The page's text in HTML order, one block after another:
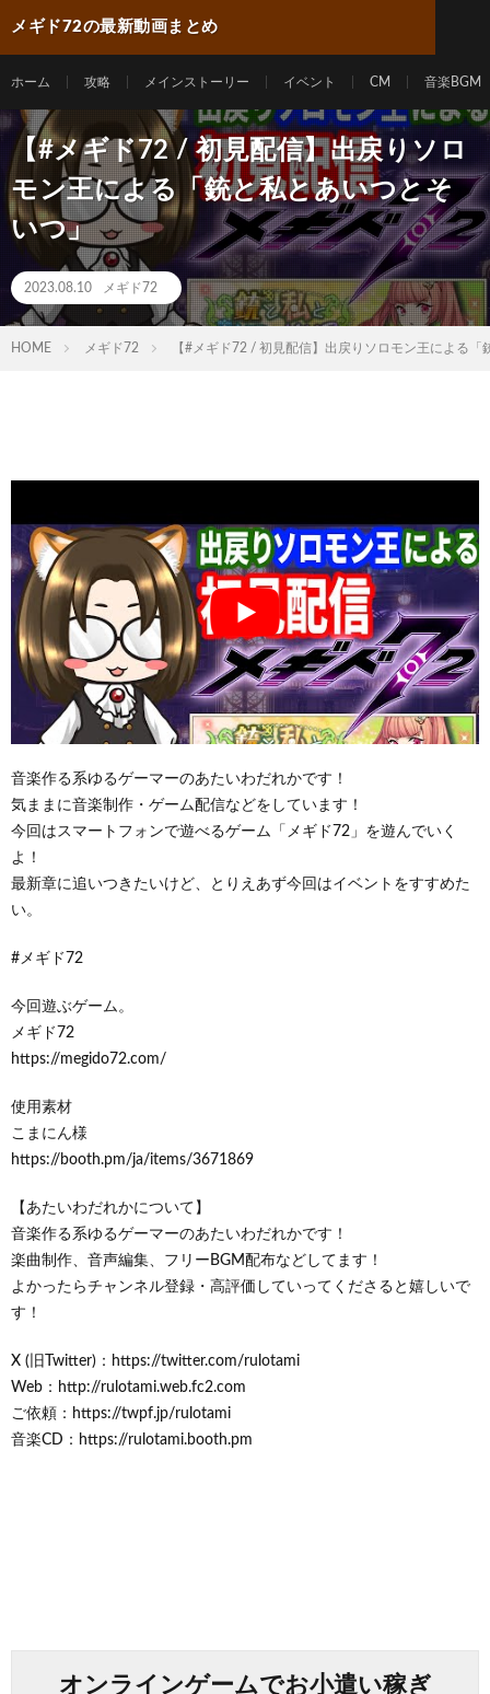
メギド72の最新動画まとめ
ホーム 攻略 メインストーリー イベント CM 音楽BGM
【#メギド72 / 初見配信】出戻りソロ
モン王による「銃と私とあいつとそ
いつ」
2023.08.10 メギド72
HOME メギド72 【#メギド72 / 初見配信】出戻りソロモン王による「
音楽作る系ゆるゲーマーのあたいわだれかです！
気ままに音楽制作・ゲーム配信などをしています！
今回はスマートフォンで遊べるゲーム「メギド72」を遊んでいく
よ！
最新章に追いつきたいけど、とりえあず今回はイベントをすすめた
い。
#メギド72
今回遊ぶゲーム。
メギド72
https://megido72.com/
使用素材
こまにん様
https://booth.pm/ja/items/3671869
【あたいわだれかについて】
音楽作る系ゆるゲーマーのあたいわだれかです！
楽曲制作、音声編集、フリーBGM配布などしてます！
よかったらチャンネル登録・高評価していってくださると嬉しいで
す！
X (旧Twitter)：https://twitter.com/rulotami
Web：http://rulotami.web.fc2.com
ご依頼：https://twpf.jp/rulotami
音楽CD：https://rulotami.booth.pm
オンラインゲームでお小遣い稼ぎ